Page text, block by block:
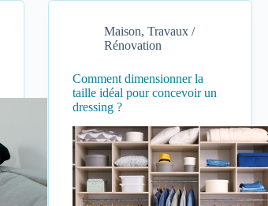
Maison,Travaux /
Rénovation
Comment dimensionner la
taille idéal pour concevoir un
dressing ?